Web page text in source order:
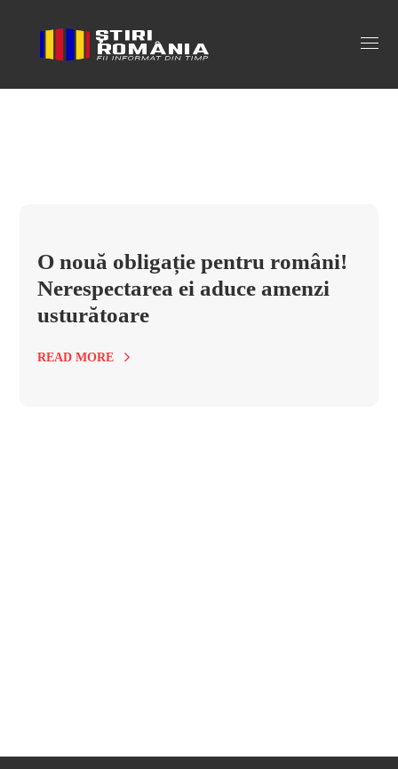
amenzi alegeri Tag
O nouă obligație pentru români!
Nerespectarea ei aduce amenzi
usturătoare
READ MORE